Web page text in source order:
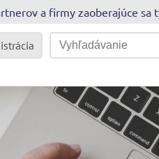
a firmy zaoberajúce